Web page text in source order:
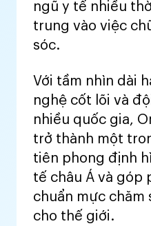
ngũ y tế nhiều
trung vào việc
sóc.
Với tầm nhìn dài
nghệ cốt lõi và
nhiều quốc gia,
trở thành một
tiên phong định
tế châu Á và góp
chuẩn mực chăm
cho thế giới.